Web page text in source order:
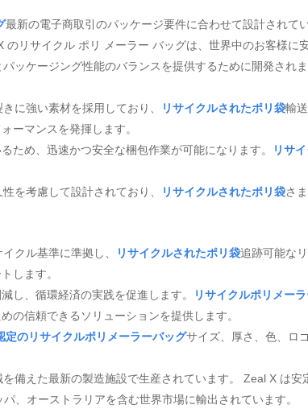
最新の電子商取引のパッケージ要件に合わせて設計されてい
リサイクル ポリ メーラー バッグは、世界中のお客様に
ッケージング性能のバランスを提供するために開発されま
に強い素材を採用しており、 リサイクルされたポリ袋輸
ーマンスを発揮します。
ため、迅速かつ安全な梱包作業が可能になります。 リサ
を考慮して設計されており、 リサイクルされたポリ袋さ
クル基準に準拠し、 リサイクルされたポリ袋追跡可能な
します。
し、循環経済の実践を促進します。 リサイクルポリメー
の信頼できるソリューションを提供します。
定のリサイクルポリメーラーバッグサイズ、厚さ、色、ロ
備えた最新の製造施設で生産されています。 Zeal X は安
、オーストラリアを含む世界市場に輸出されています。